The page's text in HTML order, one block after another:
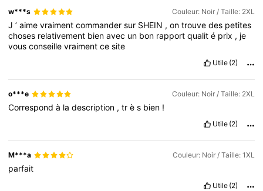
w***s Couleur: Noir / Taille: 2XL
J’aimevraimentcommandersur SHEIN ,ontrouvedes petites
choses relativement bienavec un bon rapportqualité prix , je
vousconseillevraimentcesite
Utile (2)
o***e Couleur: Noir / Taille: 2XL
Correspondà ladescription ,très bien !
Utile (2)
M***a Couleur: Noir / Taille: 1XL
parfait
Utile (2)